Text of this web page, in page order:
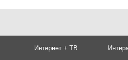
Интернет + ТВ